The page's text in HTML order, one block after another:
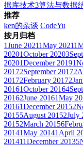
据库技术3算法与数据
推荐
ken的杂谈 CodeYu
按月归档
1June 20211May 20211
20201October 20203
20201December 20191
20172September 20172
20172February 20172
20161October 20164
20162June 20161May
20161December 20152
20155August 20152July
20152March 20156
20141May 20141April
201411December 20135